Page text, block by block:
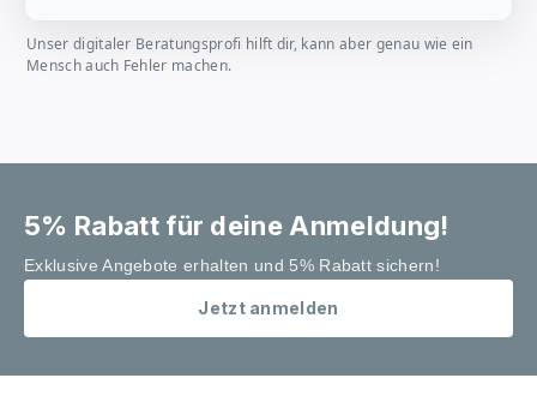
Unser digitaler Beratungsprofi hilft dir, kann aber genau wie ein
Mensch auch Fehler machen.
5% Rabatt für deine Anmeldung!
Exklusive Angebote erhalten und 5% Rabatt sichern!
Jetzt anmelden